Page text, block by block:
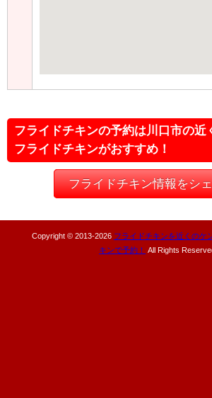
フライドチキンの予約は川口市の近
フライドチキンがおすすめ！
フライドチキン情報をシ
Copyright © 2013-2026 フライドチキンを近くのケ
キンで予約！
All Rights